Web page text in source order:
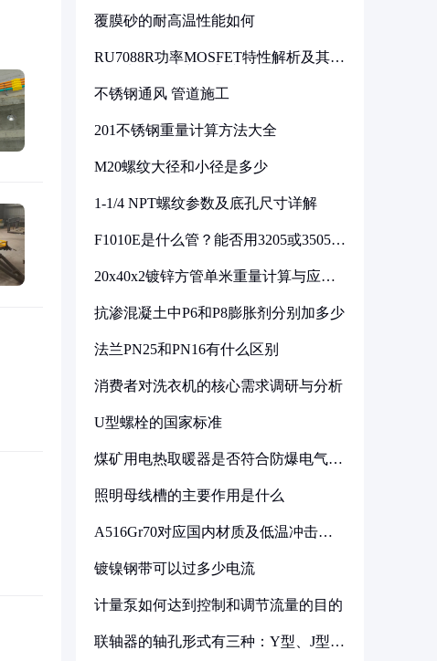
覆膜砂的耐高温性能如何
RU7088R功率MOSFET特性解析及其在
不锈钢通风 管道施工
201不锈钢重量计算方法大全
M20螺纹大径和小径是多少
1-1/4 NPT螺纹参数及底孔尺寸详解
F1010E是什么管？能否用3205或3505代
20x40x2镀锌方管单米重量计算与应用
抗渗混凝土中P6和P8膨胀剂分别加多少
法兰PN25和PN16有什么区别
消费者对洗衣机的核心需求调研与分析
U型螺栓的国家标准
煤矿用电热取暖器是否符合防爆电气设
照明母线槽的主要作用是什么
A516Gr70对应国内材质及低温冲击要
镀镍钢带可以过多少电流
计量泵如何达到控制和调节流量的目的
联轴器的轴孔形式有三种：Y型、J型、